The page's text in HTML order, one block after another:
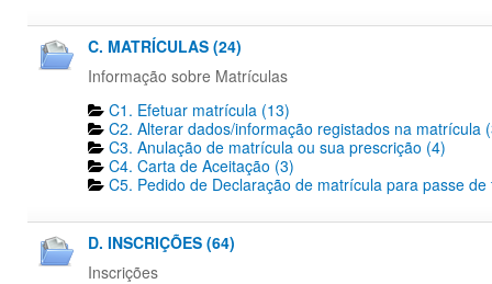
C. MATRÍCULAS (24)
Informação sobre Matrículas
C1. Efetuar matrícula (13)
C2. Alterar dados/informação registados na matrícula
C3. Anulação de matrícula ou sua prescrição (4)
C4. Carta de Aceitação (3)
C5. Pedido de Declaração de matrícula para passe
D. INSCRIÇÕES (64)
Inscrições